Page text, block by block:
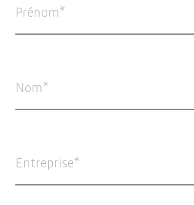
Prénom
Nom
Entreprise